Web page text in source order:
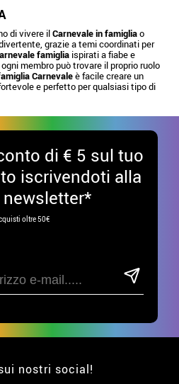
di vivere ilCarnevale in famigliao
grazie a temi coordinati per
famiglia ispirati a fiabe e
membro può trovare il proprio ruolo
Carnevaleè facile creare un
e perfetto per qualsiasi tipo di
di € 5 sul tuo
iscrivendoti alla
oltre 50€
nostri social!